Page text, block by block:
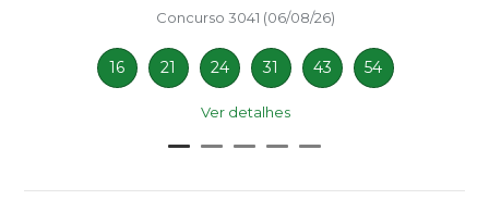
Concurso 3041 (06/08/26)
16 21 24 31 43 54
Ver detalhes